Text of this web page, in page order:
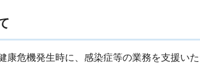
康危機発生時に、感染症等の業務を支援い